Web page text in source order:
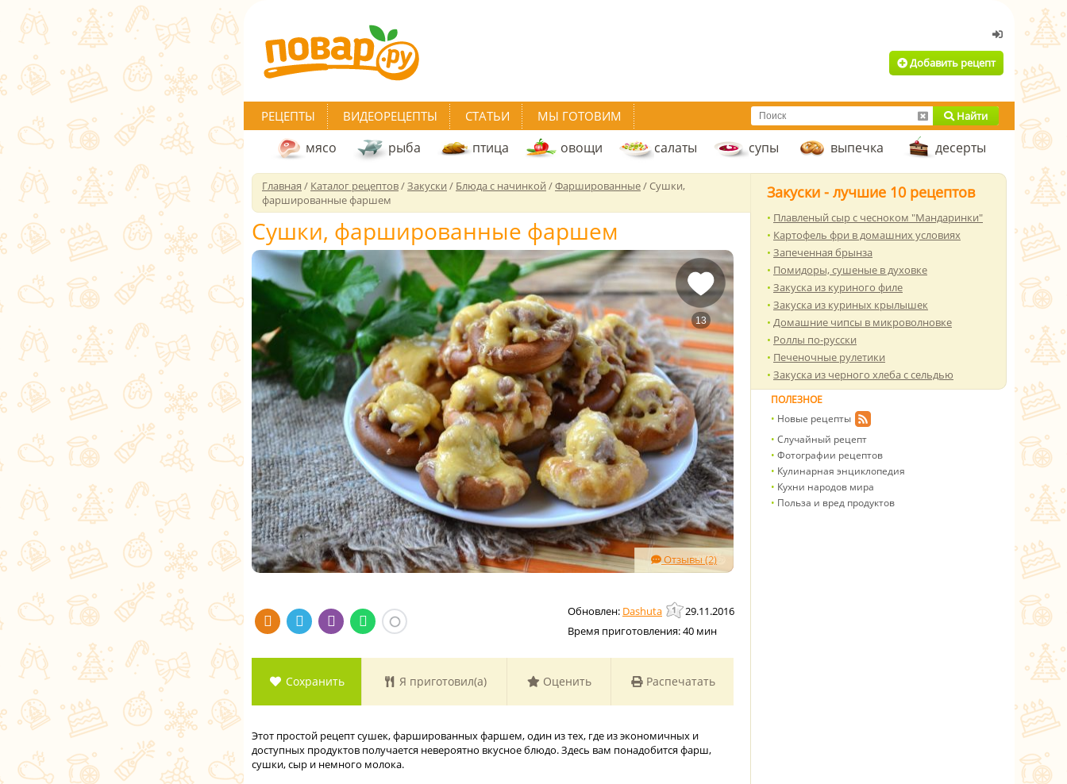
Добавить рецепт
РЕЦЕПТЫ ВИДЕОРЕЦЕПТЫ СТАТЬИ МЫ ГОТОВИМ Найти
мясо рыба птица овощи салаты супы выпечка десерты
Главная / Каталог рецептов/Закуски / Блюда с начинкой /Фаршированные/Сушки,
фаршированные фаршем
Сушки, фаршированные фаршем
Отзывы (2)
13
Dashuta
29.11.2016
Время приготовления:40 мин
Сохранить Я приготовил(а) Оценить Распечатать
Этот простой рецепт сушек, фаршированных фаршем, один из тех, где из экономичных и
доступных продуктов получается невероятно вкусное блюдо. Здесь вам понадобится фарш,
сушки, сыр и немного молока.
Закуски - лучшие 10 рецептов
Плавленый сыр с чесноком "Мандаринки"
Картофель фри в домашних условиях
Запеченная брынза
Помидоры, сушеные в духовке
Закуска из куриного филе
Закуска из куриных крылышек
Домашние чипсы в микроволновке
Роллы по-русски
Печеночные рулетики
Закуска из черного хлеба с сельдью
ПОЛЕЗНОЕ
Новые рецепты
Случайный рецепт
Фотографии рецептов
Кулинарная энциклопедия
Кухни народов мира
Польза и вред продуктов